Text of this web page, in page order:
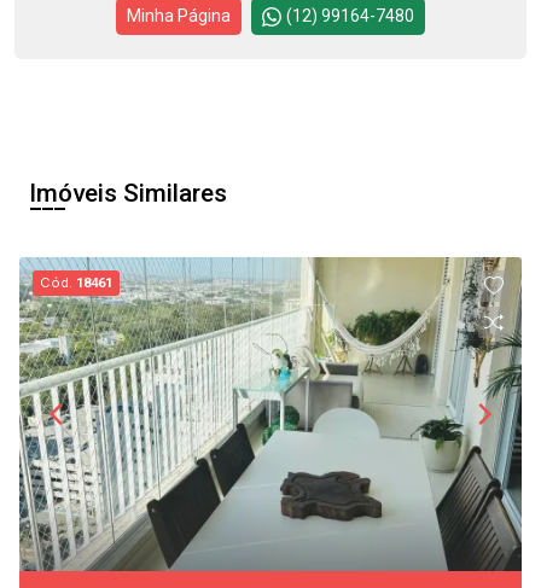
Minha Página (12) 99164-7480
Imóveis Similares
Cód. 18461